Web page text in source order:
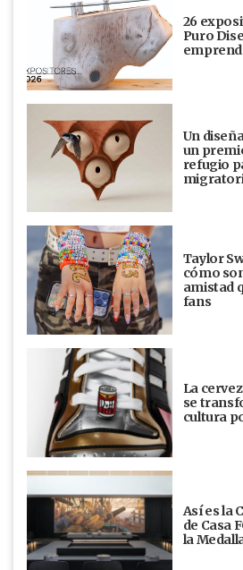
26
Puro
Un
un
refugio
Taylor
cómo
amistad
fans
La
se
cultura
Así es la
de Casa
la